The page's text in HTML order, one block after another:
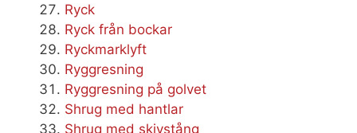
Ryck
Ryck från bockar
Ryckmarklyft
Ryggresning
Ryggresning på golvet
Shrug med hantlar
Shrug med skivstång